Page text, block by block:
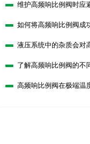
维护高频响比例阀时应
如何将高频响比例阀成
液压系统中的杂质会对
了解高频响比例阀的不
高频响比例阀在极端温